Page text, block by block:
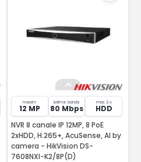
maxim
12 MP
latime banda
80 Mbps
max 2 x
HDD
NVR 8 canale IP 12MP, 8 PoE
2xHDD, H.265+, AcuSense, AI by
camera - HikVision DS-
7608NXI-K2/8P(D)